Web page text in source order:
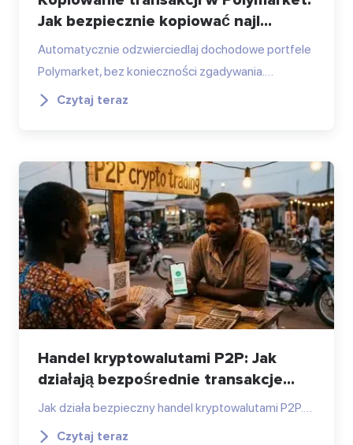
Jak bezpiecznie kopiować najl...
Automatycznie odzwierciedlaj dochodowe portfele
Polymarket, bez konieczności zgadywania.…
Czytaj teraz
Handel kryptowalutami P2P: Jak
działają bezpośrednie transakcje...
Jak działa bezpieczny handel kryptowalutami P2P.…
Czytaj teraz